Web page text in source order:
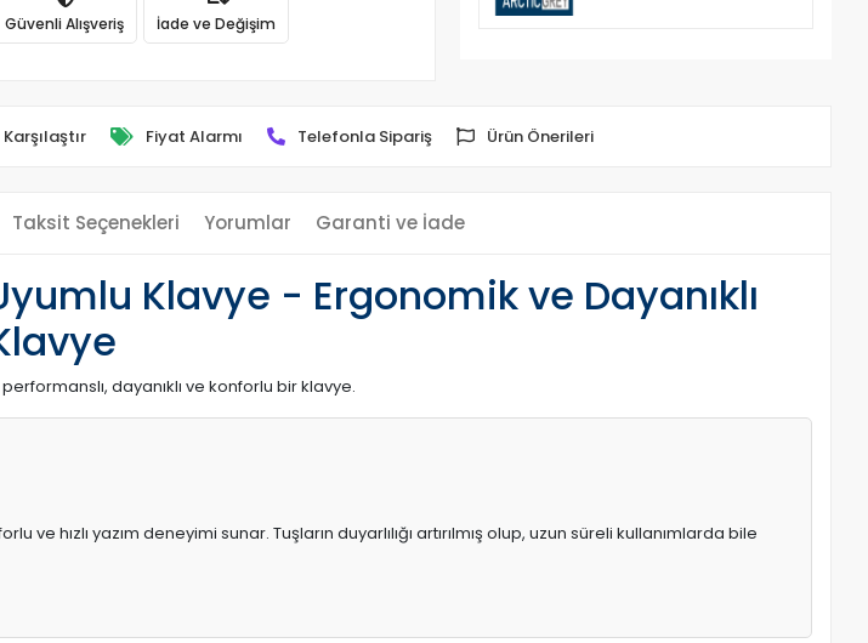
Güvenli Alışveriş İade ve Değişim
Karşılaştır Fiyat Alarmı Telefonla Sipariş Ürün Önerileri
Taksit Seçenekleri Yorumlar Garanti ve İade
Klavye - Ergonomik ve Dayanıklı
dayanıklı ve konforlu bir klavye.
hızlı yazım deneyimi sunar. Tuşların duyarlılığı artırılmış olup, uzun süreli kullanımlarda bile